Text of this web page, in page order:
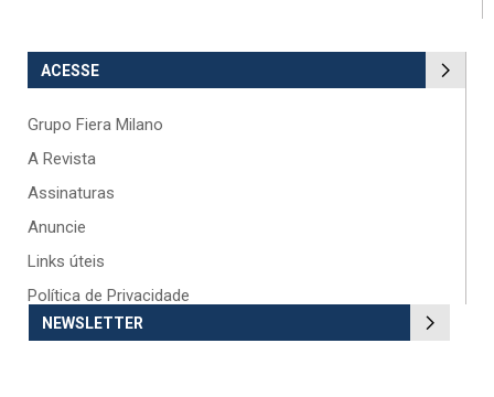
ACESSE
Grupo Fiera Milano
A Revista
Assinaturas
Anuncie
Links úteis
Política de Privacidade
NEWSLETTER